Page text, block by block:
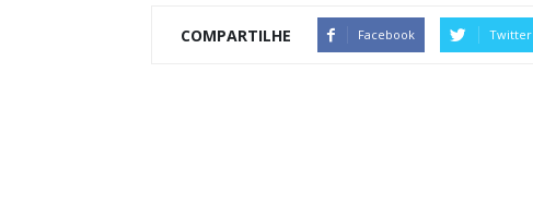
COMPARTILHE Facebook Twitter